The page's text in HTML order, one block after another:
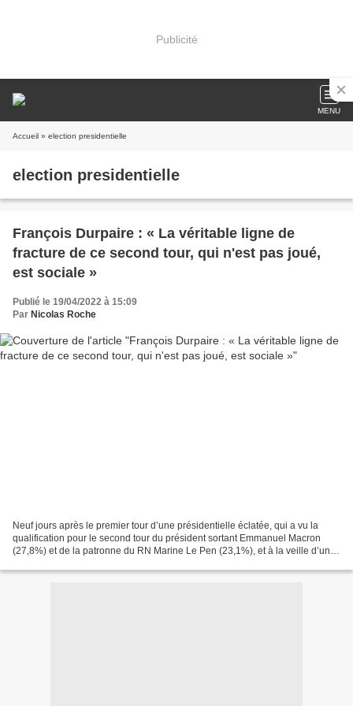
Publicité
MENU
Accueil » election presidentielle
election presidentielle
François Durpaire : « La véritable ligne de
fracture de ce second tour, qui n'est pas joué,
est sociale »
Publié le 19/04/2022 à 15:09
Par Nicolas Roche
Neuf jours après le premier tour d’une présidentielle éclatée, qui a vu la
qualification pour le second tour du président sortant Emmanuel Macron
(27,8%) et de la patronne du RN Marine Le Pen (23,1%), et à la veille d’un